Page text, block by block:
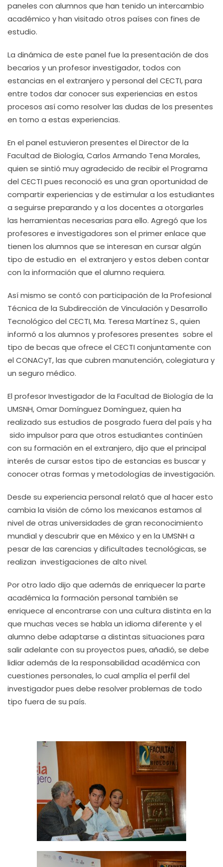
paneles con alumnos que han tenido un intercambio
académico y han visitado otros países con fines de
estudio.
La dinámica de este panel fue la presentación de dos
becarios y un profesor investigador, todos con
estancias en el extranjero y personal del CECTI, para
entre todos dar conocer sus experiencias en estos
procesos así como resolver las dudas de los presentes
en torno a estas experiencias.
En el panel estuvieron presentes el Director de la
Facultad de Biología, Carlos Armando Tena Morales,
quien se sintió muy agradecido de recibir el Programa
del CECTI pues reconoció es una gran oportunidad de
compartir experiencias y de estimular a los estudiantes
a seguirse preparando y a los docentes a otorgarles
las herramientas necesarias para ello. Agregó que los
profesores e investigadores son el primer enlace que
tienen los alumnos que se interesan en cursar algún
tipo de estudio en el extranjero y estos deben contar
con la información que el alumno requiera.
Así mismo se contó con participación de la Profesional
Técnica de la Subdirección de Vinculación y Desarrollo
Tecnológico del CECTI, Ma. Teresa Martínez S., quien
informó a los alumnos y profesores presentes sobre el
tipo de becas que ofrece el CECTI conjuntamente con
el CONACyT, las que cubren manutención, colegiatura y
un seguro médico.
El profesor Investigador de la Facultad de Biología de la
UMSNH, Omar Domínguez Domínguez, quien ha
realizado sus estudios de posgrado fuera del país y ha
sido impulsor para que otros estudiantes continúen
con su formación en el extranjero, dijo que el principal
interés de cursar estos tipo de estancias es buscar y
conocer otras formas y metodologías de investigación.
Desde su experiencia personal relató que al hacer esto
cambia la visión de cómo los mexicanos estamos al
nivel de otras universidades de gran reconocimiento
mundial y descubrir que en México y en la UMSNH a
pesar de las carencias y dificultades tecnológicas, se
realizan investigaciones de alto nivel.
Por otro lado dijo que además de enriquecer la parte
académica la formación personal también se
enriquece al encontrarse con una cultura distinta en la
que muchas veces se habla un idioma diferente y el
alumno debe adaptarse a distintas situaciones para
salir adelante con su proyectos pues, añadió, se debe
lidiar además de la responsabilidad académica con
cuestiones personales, lo cual amplía el perfil del
investigador pues debe resolver problemas de todo
tipo fuera de su país.